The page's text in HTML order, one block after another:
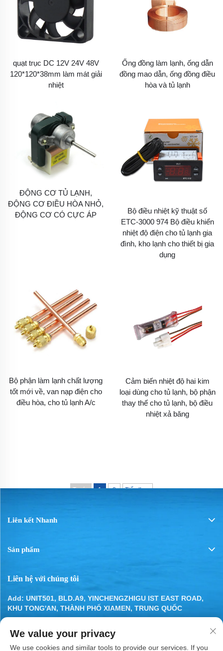
quạt trục DC 12V 24V 48V
120*120*38mm làm mát giải
nhiệt
Ống đồng làm lạnh, ống dẫn
đồng mao dẫn, ống đồng điều
hòa và tủ lạnh
ĐỘNG CƠ TỦ LẠNH,
ĐỘNG CƠ ĐIỀU HÒA NHỎ,
ĐỘNG CƠ CÓ CỰC ÁP
Bộ điều nhiệt kỹ thuật số
ETC-3000 974 Bộ điều khiển
nhiệt độ điện cho tủ lạnh gia
đình, kho lạnh cho thiết bị gia
dụng
Bộ phận làm lạnh chất lượng
tốt mới về, van nạp điện cho
điều hòa, cho tủ lạnh A/c
Cảm biến nhiệt độ hai kim
loại dùng cho tủ lạnh, bộ phận
thay thế cho tủ lạnh, bộ điều
nhiệt xả băng
Trước 1 2 Tiếp theo
Liên kết Nhanh
Sản phẩm
Liên hệ với chúng tôi
Add: UNIT501, BLD.A9, YINCHENGZHIGU IST EAST ROAD,
KHU TONG'AN, THÀNH PHỐ XIAMEN, TRUNG QUỐC
[email protected]
We value your privacy
We use cookies and similar tools to provide our services. If you